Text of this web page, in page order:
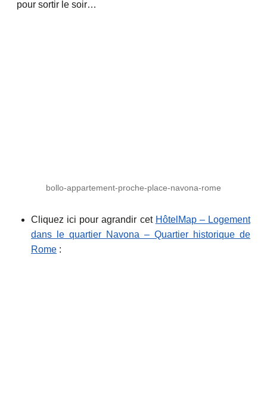
pour sortir le soir…
bollo-appartement-proche-place-navona-rome
Cliquez ici pour agrandir cet HôtelMap – Logement
dans le quartier Navona – Quartier historique de
Rome :